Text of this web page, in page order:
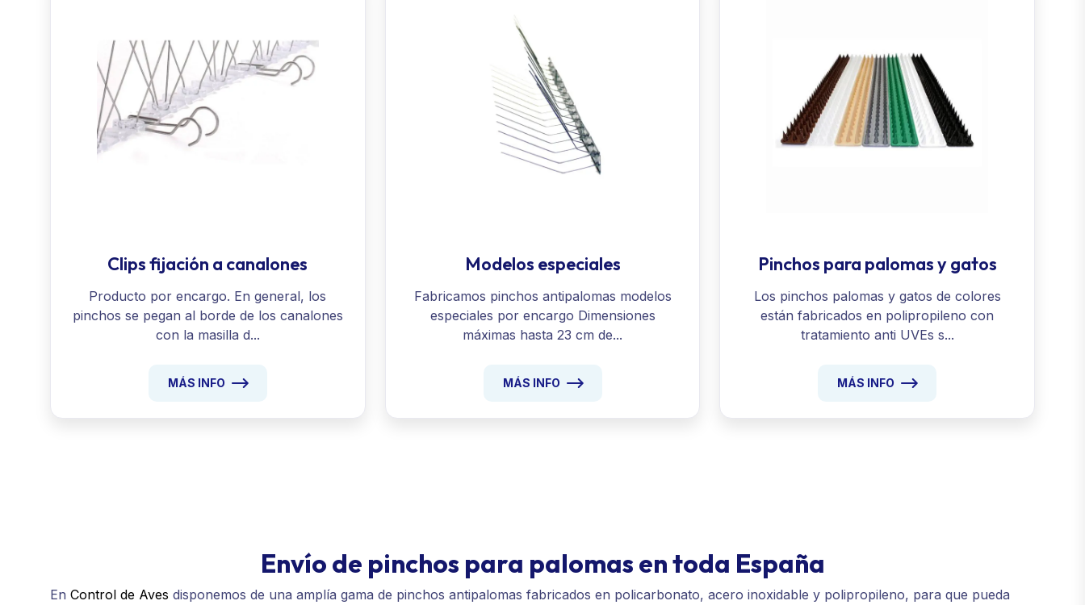
Clips fijación a canalones
Producto por encargo. En general, los
pinchos se pegan al borde de los canalones
con la masilla d...
MÁS INFO
Modelos especiales
Fabricamos pinchos antipalomas modelos
especiales por encargo Dimensiones
máximas hasta 23 cm de...
MÁS INFO
Pinchos para palomas y gatos
Los pinchos palomas y gatos de colores
están fabricados en polipropileno con
tratamiento anti UVEs s...
MÁS INFO
Envío de pinchos para palomas en toda España
En Control de Aves disponemos de una amplía gama de pinchos antipalomas fabricados en policarbonato, acero inoxidable y polipropileno, para que pueda